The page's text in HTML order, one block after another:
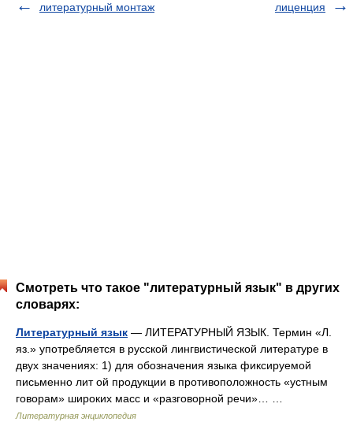
литературный монтаж
лиценция
Смотреть что такое "литературный язык" в других
словарях:
Литературный язык — ЛИТЕРАТУРНЫЙ ЯЗЫК. Термин «Л.
яз.» употребляется в русской лингвистической литературе в
двух значениях: 1) для обозначения языка фиксируемой
письменно лит ой продукции в противоположность «устным
говорам» широких масс и «разговорной речи»… …
Литературная энциклопедия